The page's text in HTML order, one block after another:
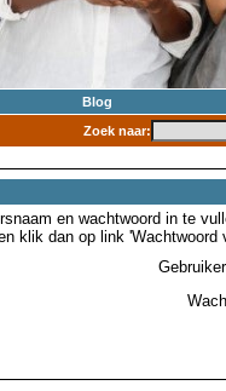
Blog
Zoek naar:
en wachtwoord in te
klik dan op link 'Wachtwoord